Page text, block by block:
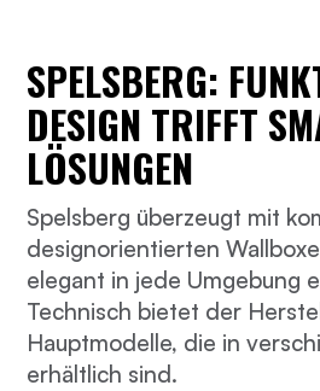
SPELSBERG:
DESIGN TRIFFT
LÖSUNGEN
Spelsberg überzeugt mit
designorientierten
elegant in jede Umgebung
Technisch bietet der
Hauptmodelle, die in
erhältlich sind.